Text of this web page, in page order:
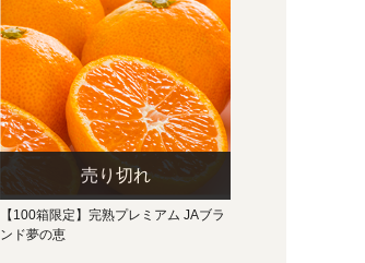
【100箱限定】完熟プレミアム JAブラ
ンド夢の恵